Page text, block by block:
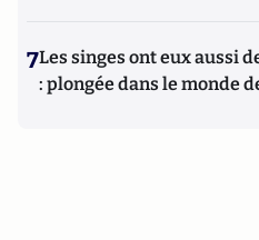
7Les singes ont eux aussi
: plongée dans le monde